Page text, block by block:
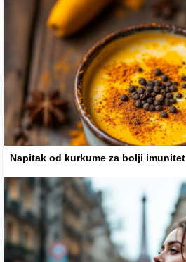
Napitak od kurkume za bolji imunitet